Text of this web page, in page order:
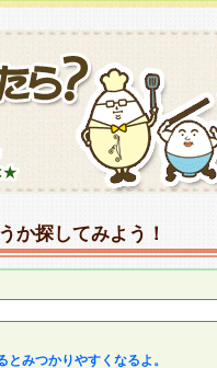
か探してみよう！
みつかりやすくなるよ。